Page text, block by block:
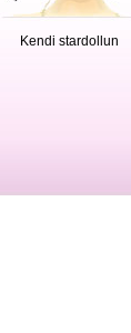
Kendi stardollun